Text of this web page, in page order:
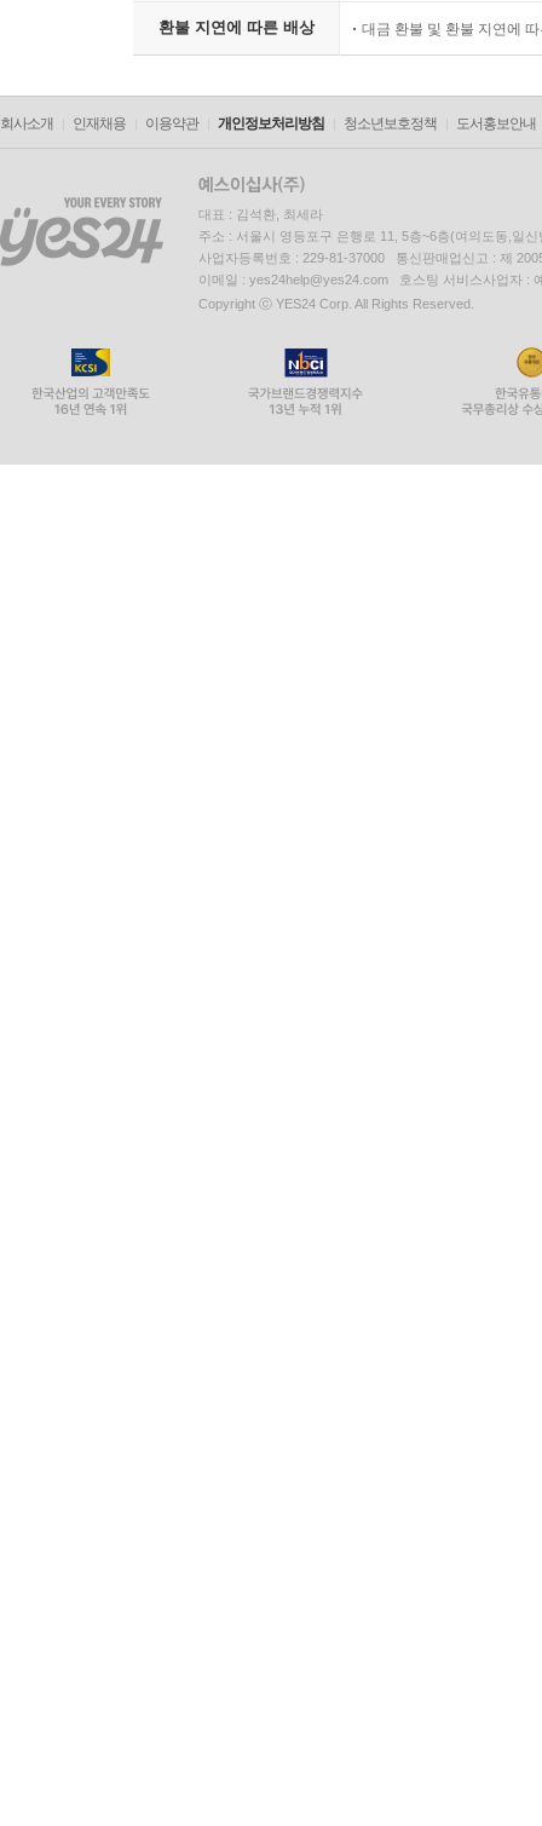
환불 지연에 따른 배상 대금 환불 및 환불 지연에
회사소개 인재채용 이용약관 개인정보처리방침 청소년보호정책 도서홍보안내
대표 : 김석환, 최세라
주소 : 서울시 영등포구 은행로 11, 5층~6층(여의도동,일신
사업자등록번호 : 229-81-37000 통신판매업신고 : 제
이메일 : yes24help@yes24.com 호스팅 서비스사업자 :
Copyright ⓒ YES24 Corp. All Rights Reserved.